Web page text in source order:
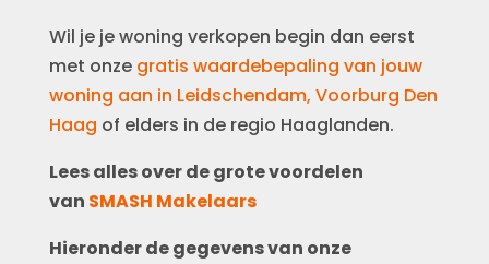
Wil je je woning verkopen begin dan eerst
met onze gratis waardebepaling van jouw
woning aan in Leidschendam, Voorburg Den
Haag of elders in de regio Haaglanden.
Lees alles over de grote voordelen
van SMASH Makelaars
Hieronder de gegevens van onze